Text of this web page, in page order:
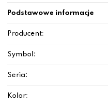
Podstawowe informacje
Producent:
Symbol:
Seria:
Kolor: